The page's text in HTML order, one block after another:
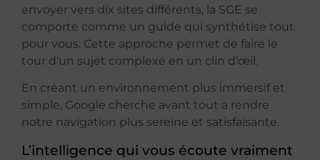
envoyer vers dix sites différents, la SGE se
comporte comme un guide qui synthétise tout
pour vous. Cette approche permet de faire le
tour d’un sujet complexe en un clin d’œil.
En créant un environnement plus immersif et
simple, Google cherche avant tout à rendre
notre navigation plus sereine et satisfaisante.
L’intelligence qui vous écoute vraiment